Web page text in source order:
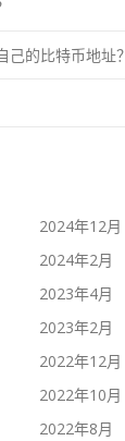
的比特币地址？
2024年12月
2024年2月
2023年4月
2023年2月
2022年12月
2022年10月
2022年8月